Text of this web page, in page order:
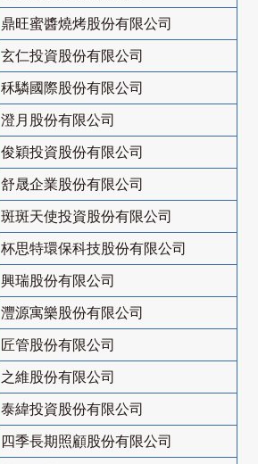
鼎旺蜜醬燒烤股份有限公司
玄仁投資股份有限公司
秝驎國際股份有限公司
澄月股份有限公司
俊穎投資股份有限公司
舒晟企業股份有限公司
斑斑天使投資股份有限公司
杯思特環保科技股份有限公司
興瑞股份有限公司
灃源寓樂股份有限公司
匠管股份有限公司
之維股份有限公司
泰緯投資股份有限公司
四季長期照顧股份有限公司